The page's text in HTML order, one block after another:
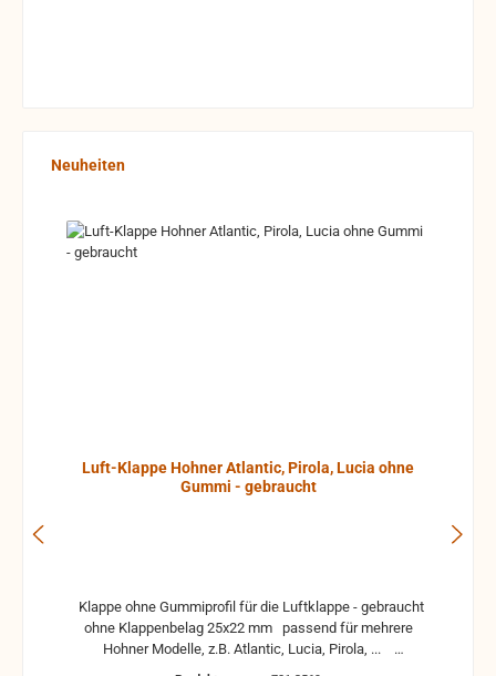
Produktgalerie überspringen
Neuheiten
Luft-Klappe Hohner Atlantic, Pirola, Lucia ohne
Gummi - gebraucht
ohne Klappenbelag 25x22 mm passend für mehrere
Hohner Modelle, z.B. Atlantic, Lucia, Pirola, ...
gebrauchte Teile können optische Beschädigungen